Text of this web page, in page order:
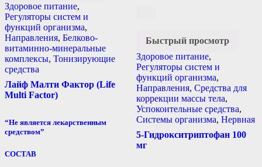
Здоровое питание,
Регуляторы систем и
функций организма,
Направления, Белково-
витаминно-минеральные
комплексы, Тонизирующие
средства
Лайф Малти Фактор (Life
Multi Factor)
“Не является лекарственным
средством”
СОСТАВ
Быстрый просмотр
Здоровое питание,
Регуляторы систем и
функций организма,
Направления, Средства для
коррекции массы тела,
Успокоительные средства,
Системы организма, Нервная
5-Гидрокситриптофан 100
мг